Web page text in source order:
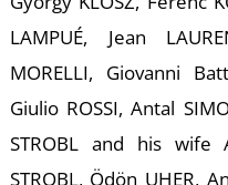
LAMPUÉ, Jean
MORELLI, Giovanni
Giulio ROSSI, Antal
STROBL and his wife
STROBL, Ödön UHER,